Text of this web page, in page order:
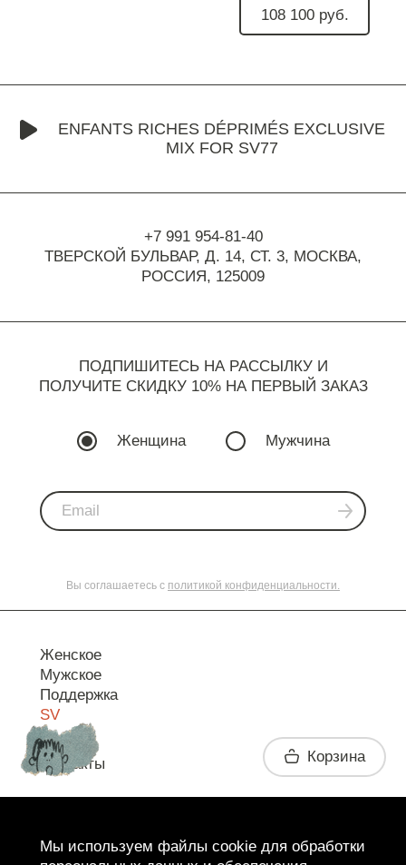
108 100 руб.
ENFANTS RICHES DÉPRIMÉS EXCLUSIVE
MIX FOR SV77
+7 991 954-81-40
ТВЕРСКОЙ БУЛЬВАР, Д. 14, СТ. 3, МОСКВА,
РОССИЯ, 125009
ПОДПИШИТЕСЬ НА РАССЫЛКУ И
ПОЛУЧИТЕ СКИДКУ 10% НА ПЕРВЫЙ ЗАКАЗ
Женщина Мужчина
Вы соглашаетесь с политикой конфиденциальности.
Женское
Мужское
Поддержка
SV
Контакты Корзина
Мы используем файлы cookie для обработки